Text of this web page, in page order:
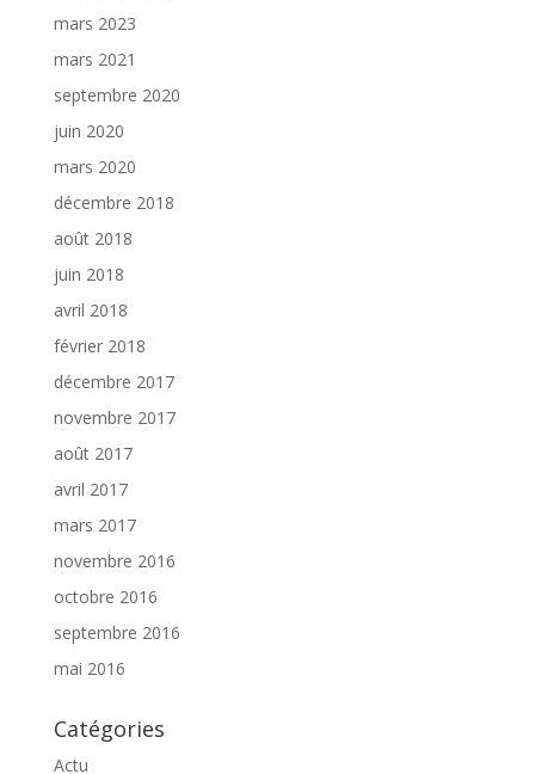
mars 2023
mars 2021
septembre 2020
juin 2020
mars 2020
décembre 2018
août 2018
juin 2018
avril 2018
février 2018
décembre 2017
novembre 2017
août 2017
avril 2017
mars 2017
novembre 2016
octobre 2016
septembre 2016
mai 2016
Catégories
Actu